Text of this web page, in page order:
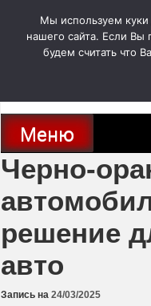
содержимому
Новости про современные
и
Меню
Черно-
решение
авто
Запись на 24/03/2025
Мы используем
нашего сайта. Если Вы
будем считать что